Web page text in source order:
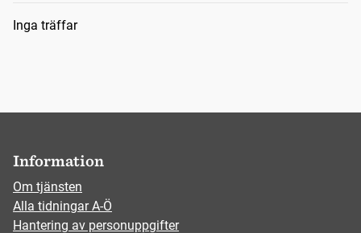
Sökresultat
Inga träffar
Information
Om tjänsten
Alla tidningar A-Ö
Hantering av personuppgifter